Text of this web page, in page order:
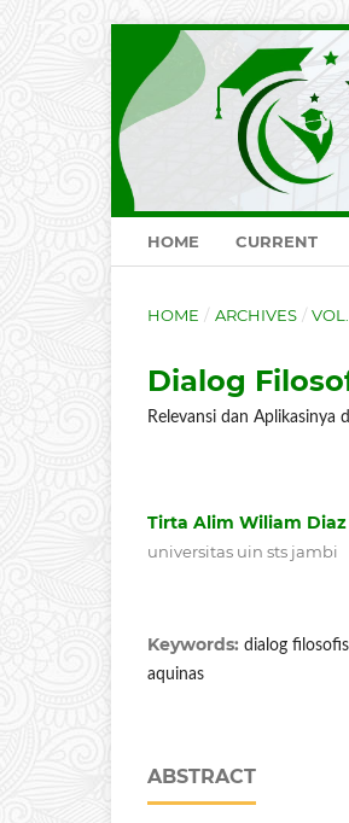
HOME CURRENT
HOME / ARCHIVES /
Dialog
Relevansi dan Aplikasinya
Tirta Alim Wiliam
universitas uin sts jambi
Keywords: dialog
aquinas
ABSTRACT